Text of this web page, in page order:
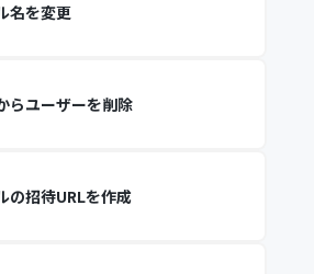
名を変更
らユーザーを削除
の招待URLを作成